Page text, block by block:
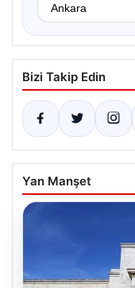
Bizi Takip Edin
Yan Manşet